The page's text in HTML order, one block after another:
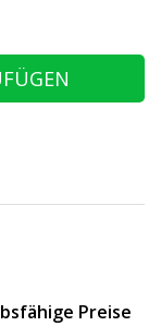
Preise